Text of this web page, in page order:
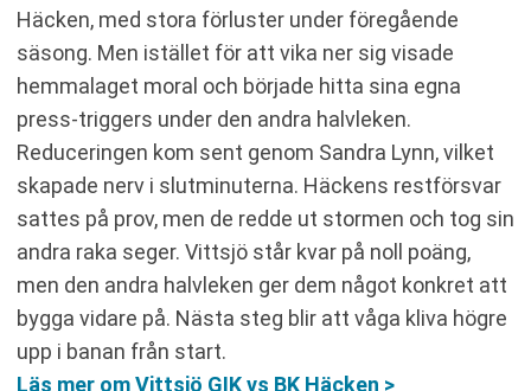
Häcken, med stora förluster under föregående
säsong. Men istället för att vika ner sig visade
hemmalaget moral och började hitta sina egna
press-triggers under den andra halvleken.
Reduceringen kom sent genom Sandra Lynn, vilket
skapade nerv i slutminuterna. Häckens restförsvar
sattes på prov, men de redde ut stormen och tog sin
andra raka seger. Vittsjö står kvar på noll poäng,
men den andra halvleken ger dem något konkret att
bygga vidare på. Nästa steg blir att våga kliva högre
upp i banan från start.
Läs mer om Vittsjö GIK vs BK Häcken >